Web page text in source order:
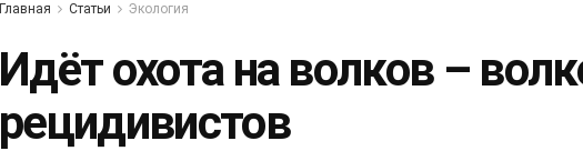
Главная Статьи Экология
Идёт охота на волков –
рецидивистов